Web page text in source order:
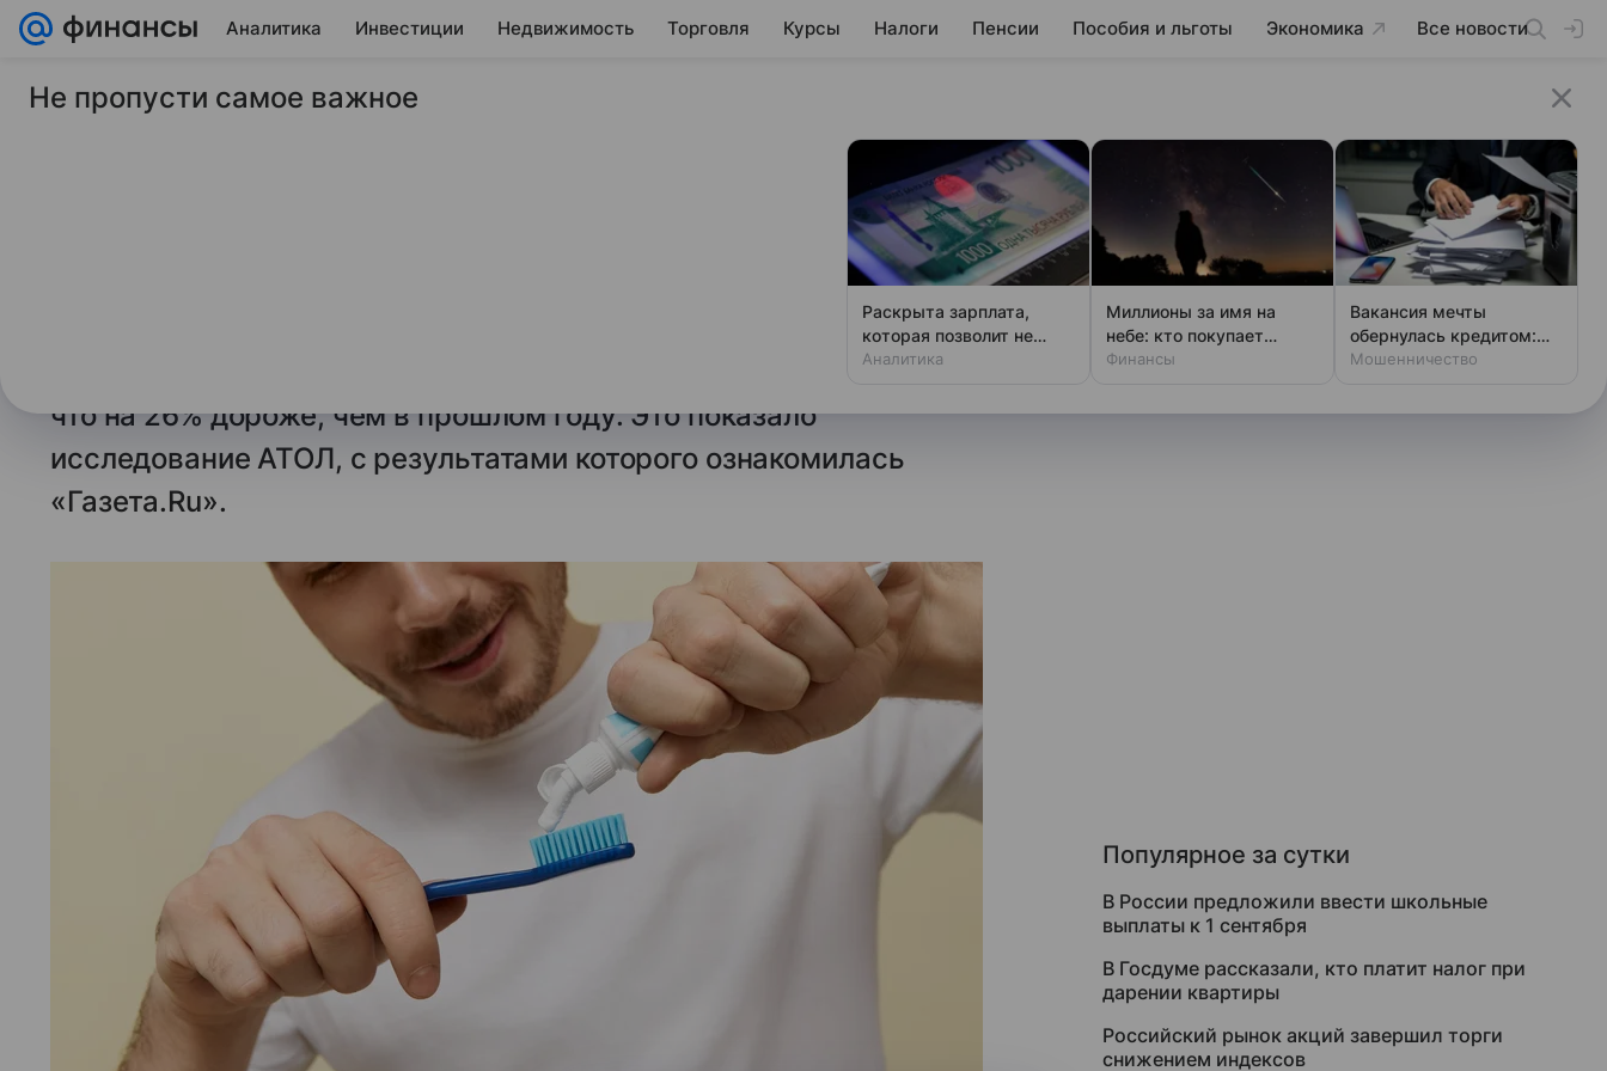
Аналитика Инвестиции Недвижимость Торговля Курсы Налоги Пенсии Пособия и льготы Экономика Все новости
10 октября 2024 Газета.Ру
Россиянам стало дороже чистить
Базовый набор для ухода за полостью рта (комплект для чистки
и ополаскивателя) в среднем россияне покупают за 1207 ₽,
что на 26% дороже, чем в прошлом году. Это показало
исследование АТОЛ, с результатами которого ознакомилась
«Газета.Ru».
Популярное за сутки
В России предложили ввести школьные
выплаты к 1 сентября
В Госдуме рассказали, кто платит налог при
дарении квартиры
Российский рынок акций завершил торги
снижением индексов
Не пропусти самое важное
Раскрыта зарплата,
которая позволит не
чувствовать зависти
Аналитика
Миллионы за имя на
небе: кто покупает
звезды
Финансы
Вакансия мечты
обернулась кредитом:
новая уловка аферистов
Мошенничество